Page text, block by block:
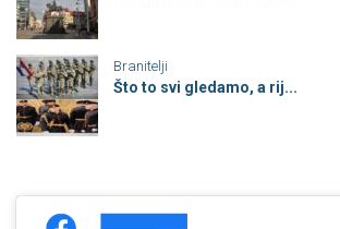
Branitelji
Što to svi gledamo, a rij...